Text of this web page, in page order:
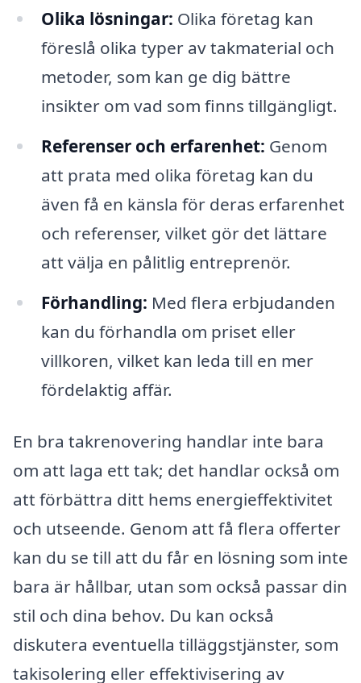
Olika lösningar: Olika företag kan
föreslå olika typer av takmaterial och
metoder, som kan ge dig bättre
insikter om vad som finns tillgängligt.
Referenser och erfarenhet: Genom
att prata med olika företag kan du
även få en känsla för deras erfarenhet
och referenser, vilket gör det lättare
att välja en pålitlig entreprenör.
Förhandling: Med flera erbjudanden
kan du förhandla om priset eller
villkoren, vilket kan leda till en mer
fördelaktig affär.
En bra takrenovering handlar inte bara
om att laga ett tak; det handlar också om
att förbättra ditt hems energieffektivitet
och utseende. Genom att få flera offerter
kan du se till att du får en lösning som inte
bara är hållbar, utan som också passar din
stil och dina behov. Du kan också
diskutera eventuella tilläggstjänster, som
takisolering eller effektivisering av